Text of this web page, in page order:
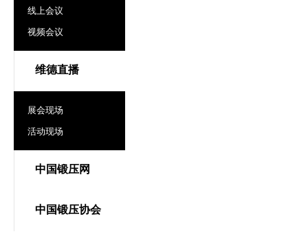
线上会议
视频会议
维德直播
展会现场
活动现场
中国锻压网
中国锻压协会